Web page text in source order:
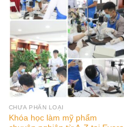
CHƯA PHÂN LOẠI
Khóa học làm mỹ phẩm